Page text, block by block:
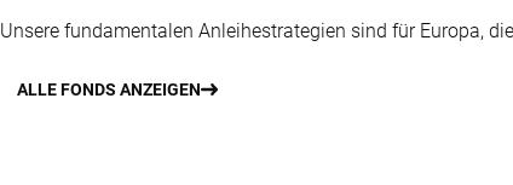
Unsere fundamentalen Anleihestrategien sind für Europa,
ALLE FONDS ANZEIGEN